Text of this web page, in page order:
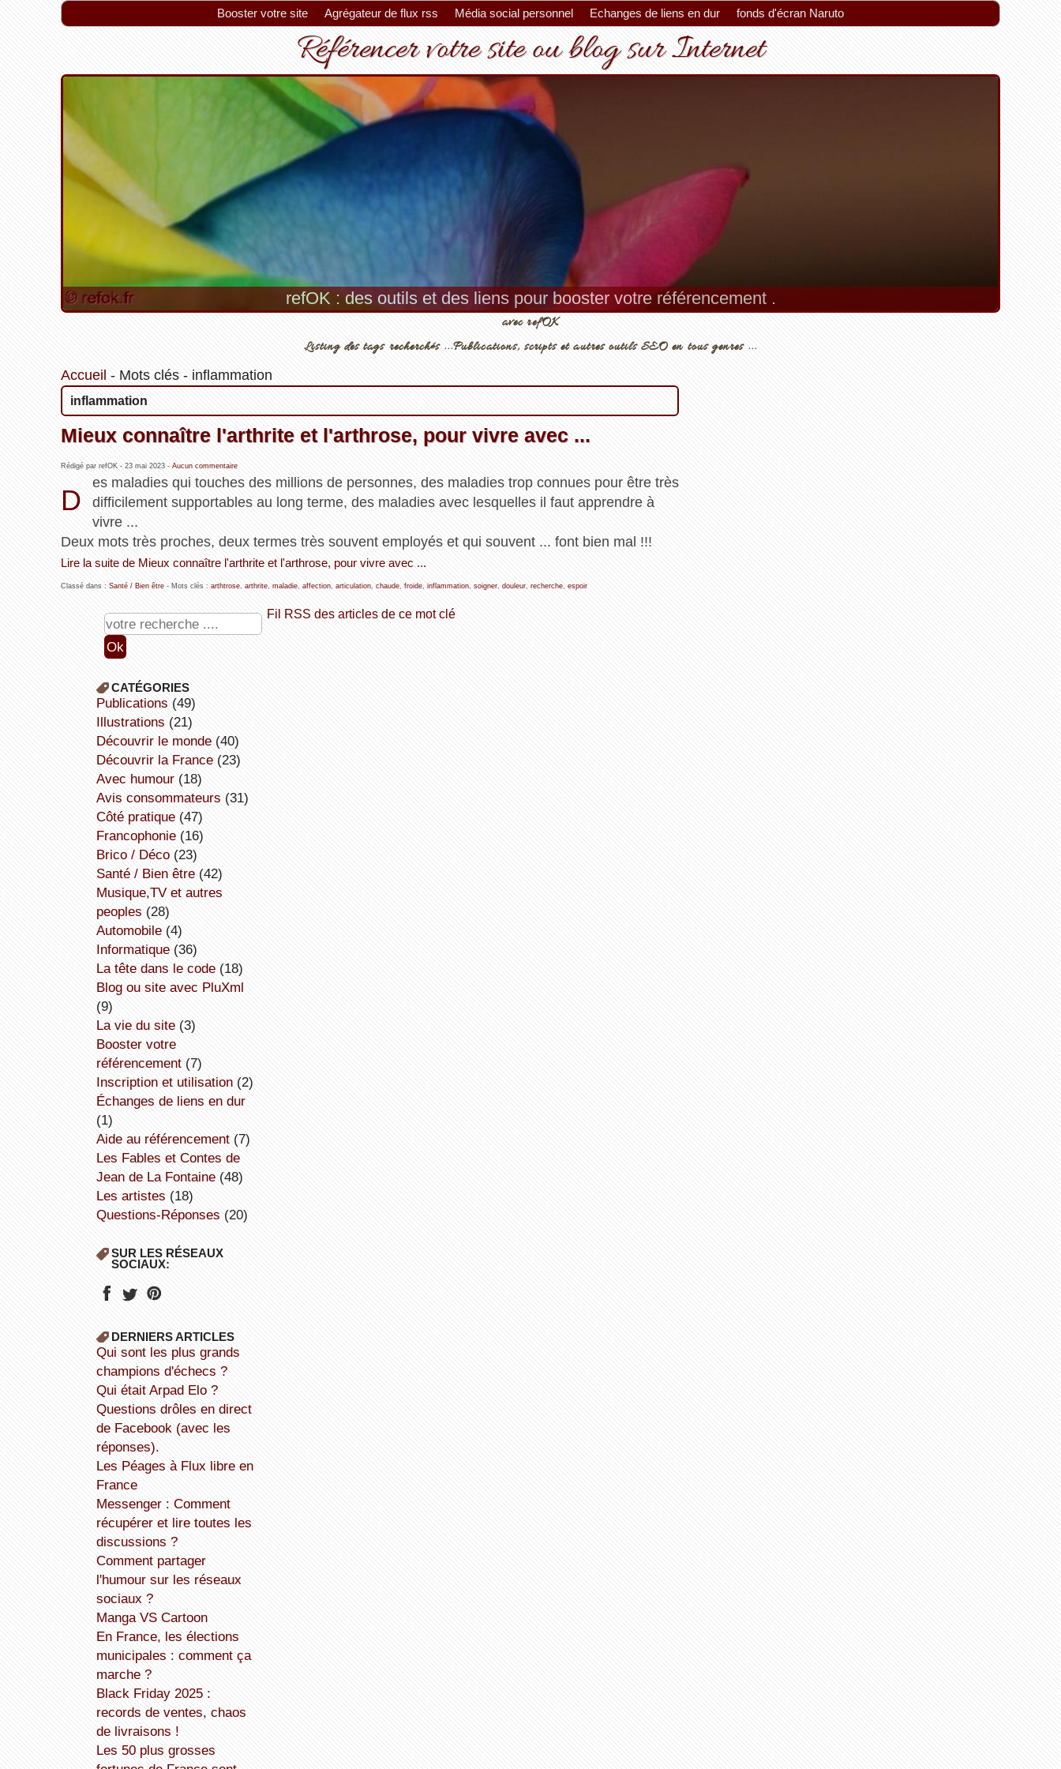
Booster votre site Agrégateur de flux rss Média social personnel Echanges de liens en dur fonds d'écran Naruto
Référencer votre site ou blog sur Internet
refOK : des outils et des liens pour booster votre référencement .
avec refOK
Listing des tags recherchés ...Publications, scripts et autres outils SEO en tous genres ...
Accueil - Mots clés- inflammation
inflammation
Mieux connaître l'arthrite et l'arthrose, pour vivre avec ...
Rédigé par refOK - 23 mai 2023- Aucun commentaire
D
es maladies qui touches des millions de personnes, des maladies trop connues pour être très
difficilement supportables au long terme, des maladies avec lesquelles il faut apprendre à
vivre ...
Deux mots très proches, deux termes très souvent employés et qui souvent ... font bien mal !!!
Lire la suite de Mieux connaître l'arthrite et l'arthrose, pour vivre avec ...
Classé dans : Santé / Bien être- Mots clés : arthtrose, arthrite, maladie, affection, articulation, chaude, froide, inflammation, soigner, douleur, recherche, espoir
Fil RSS des articles de ce mot clé
CATÉGORIES
publications (49)
illustrations (21)
découvrir le monde(40)
découvrir la France(23)
avec humour(18)
avis consommateurs (31)
côté pratique(47)
Francophonie(16)
Brico / Déco(23)
Santé / Bien être(42)
Musique,TV et autres
peoples (28)
Automobile(4)
informatique(36)
la tête dans le code(18)
Blog ou site avec PluXml
(9)
la vie du site(3)
booster votre
référencement(7)
inscription et utilisation(2)
échanges de liens en dur
(1)
aide au référencement(7)
Les Fables et Contes de
Jean de La Fontaine(48)
Les artistes (18)
Questions-Réponses (20)
SUR LES RÉSEAUX
SOCIAUX:
DERNIERS ARTICLES
Qui sont les plus grands
champions d'échecs ?
Qui était Arpad Elo ?
Questions drôles en direct
de Facebook (avec les
réponses).
Les Péages à Flux libre en
France
Messenger : Comment
récupérer et lire toutes les
discussions ?
Comment partager
l'humour sur les réseaux
sociaux ?
Manga VS Cartoon
En France, les élections
municipales : comment ça
marche ?
Black Friday 2025 :
records de ventes, chaos
de livraisons !
Les 50 plus grosses